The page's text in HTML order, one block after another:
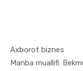
Axborot biznes
Manba muallifi: